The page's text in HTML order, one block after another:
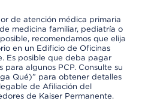
de atención médica primaria
medicina familiar, pediatría o
recomendamos que elija
en un Edificio de Oficinas
Es posible que deba pagar
para algunos PCP. Consulte su
Qué)” para obtener detalles
de Afiliación del
de Kaiser Permanente.